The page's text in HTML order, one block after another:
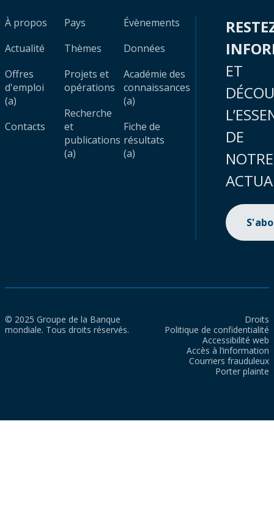
À propos
Actualité
Offres
d'emploi
(a)
Contacts
Pays
Thèmes
Projets et
opérations
Recherche
et
publications
(a)
Évènements
Données
Académie des
connaissances
(a)
Fiche de
résultats
(a)
ET
DE
NOTRE
© 2025 Groupe de la Banque
mondiale. Tous droits réservés.
Droits
Politique de confidentialité
Accessibilité web
Accès à l’information
Courriers frauduleux
Porter plainte